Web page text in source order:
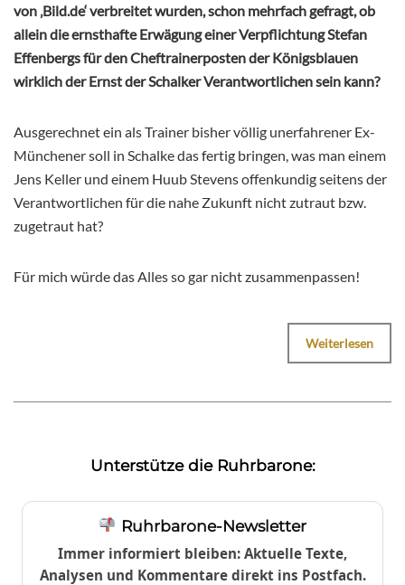
von ‚Bild.de‘ verbreitet wurden, schon mehrfach gefragt, ob
allein die ernsthafte Erwägung einer Verpflichtung Stefan
Effenbergs für den Cheftrainerposten der Königsblauen
wirklich der Ernst der Schalker Verantwortlichen sein kann?
Ausgerechnet ein als Trainer bisher völlig unerfahrener Ex-
Münchener soll in Schalke das fertig bringen, was man einem
Jens Keller und einem Huub Stevens offenkundig seitens der
Verantwortlichen für die nahe Zukunft nicht zutraut bzw.
zugetraut hat?
Für mich würde das Alles so gar nicht zusammenpassen!
Weiterlesen
Unterstütze die Ruhrbarone:
Ruhrbarone-Newsletter
Immer informiert bleiben: Aktuelle Texte,
Analysen und Kommentare direkt ins Postfach.